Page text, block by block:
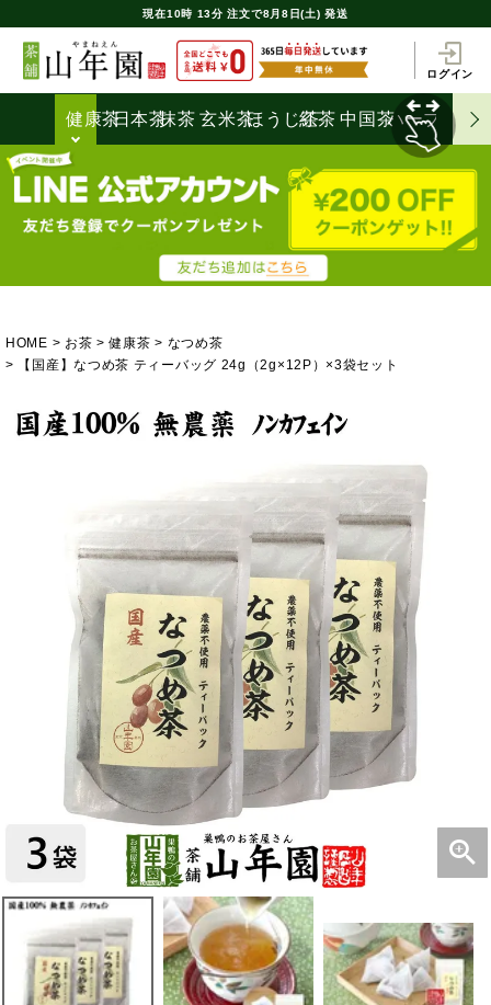
現在10時 13分 注文で8月8日(土) 発送
ログイン
健康茶日本茶抹茶 玄米茶ほうじ茶
紅茶 中国茶ハーブティ
HOME お茶 健康茶
なつめ茶
【国産】なつめ茶 ティーバッグ 24g（2g×12P）×3袋セット